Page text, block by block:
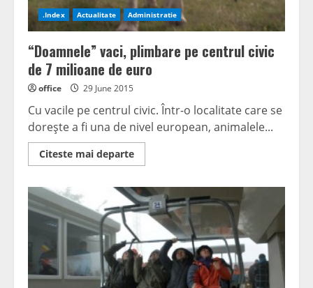
.Index Actualitate Administratie
“Doamnele” vaci, plimbare pe centrul civic
de 7 milioane de euro
office 29 June 2015
Cu vacile pe centrul civic. Într-o localitate care se
doreşte a fi una de nivel european, animalele...
Citeste mai departeRead
more
vaci,
plimbare
pe
centrul
civic
de
7
milioane
de
euro